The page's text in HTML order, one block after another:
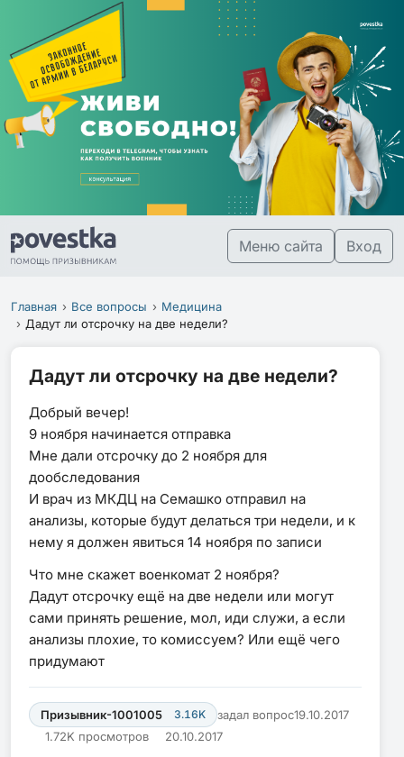
Меню сайта Вход
Главная Все вопросы
Медицина
Дадут ли отсрочку на две недели?
Дадут ли отсрочку на две недели?
Добрый вечер!
9 ноября начинается отправка
Мне дали отсрочку до 2 ноября для
дообследования
И врач из МКДЦ на Семашко отправил на
анализы, которые будут делаться три недели, и к
нему я должен явиться 14 ноября по записи
Что мне скажет военкомат 2 ноября?
Дадут отсрочку ещё на две недели или могут
сами принять решение, мол, иди служи, а если
анализы плохие, то комиссуем? Или ещё чего
придумают
Призывник-1001005 3.16K задал вопрос19.10.2017
1.72K просмотров
20.10.2017